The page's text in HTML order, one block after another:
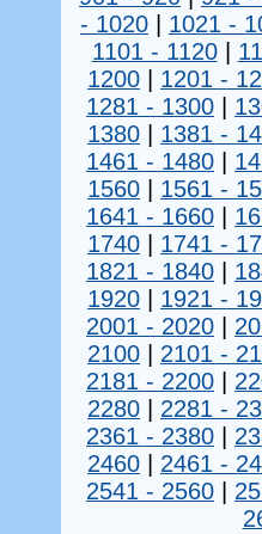
- 1020
1021 -
1101 - 1120|
1200
1201 -
1281 - 1300
1380
1381 -
1461 - 1480
1560
1561 -
1641 - 1660
1740
1741 -
1821 - 1840
1920
1921 -
2001 - 2020
2100
2101 -
2181 - 2200
2280
2281 -
2361 - 2380
2460
2461 -
2541 - 2560